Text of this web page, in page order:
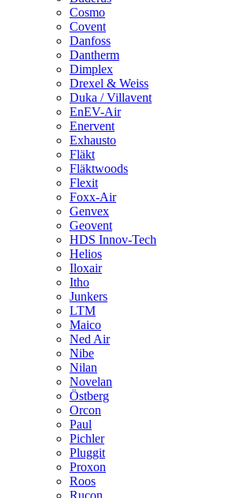
Cosmo
Covent
Danfoss
Dantherm
Dimplex
Drexel & Weiss
Duka / Villavent
EnEV-Air
Enervent
Exhausto
Fläkt
Fläktwoods
Flexit
Foxx-Air
Genvex
Geovent
HDS Innov-Tech
Helios
Iloxair
Itho
Junkers
LTM
Maico
Ned Air
Nibe
Nilan
Novelan
Östberg
Orcon
Paul
Pichler
Pluggit
Proxon
Roos
Rucon